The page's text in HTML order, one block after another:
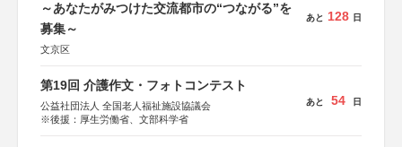
～あなたがみつけた交流都市の“つながる”を
募集～
文京区
あと 128 日
第19回 介護作文・フォトコンテスト
公益社団法人 全国老人福祉施設協議会
※後援：厚生労働省、文部科学省
あと 54 日